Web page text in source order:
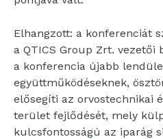
Elhangzott: a konferenciát
a QTICS Group Zrt. vezetői
a konferencia újabb
együttműködéseknek,
elősegíti az orvostechnikai
terület fejlődését, mely
kulcsfontosságú az iparág